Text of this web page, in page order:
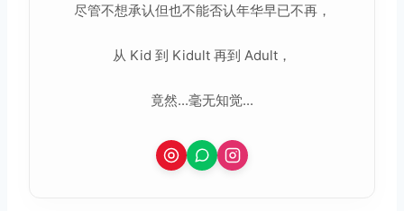
尽管不想承认但也不能否认年华早已不再，
从 Kid 到 Kidult 再到 Adult，
竟然...毫无知觉...